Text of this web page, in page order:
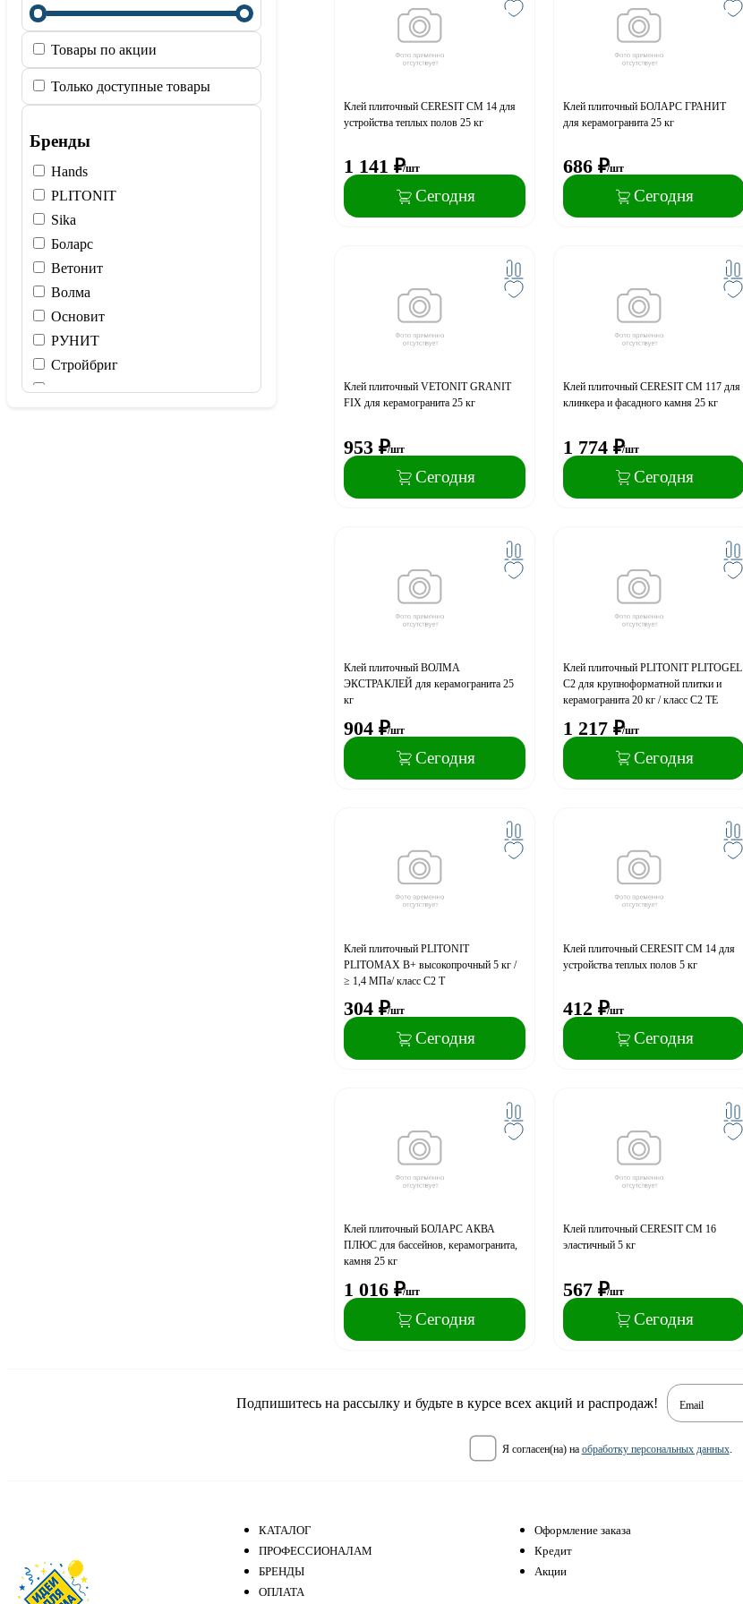
Товары по акции
Только доступные товары
Бренды
Hands
PLITONIT
Sika
Боларс
Ветонит
Волма
Основит
РУНИТ
Стройбриг
церезит
Клей плиточный CERESIT CM 14 для
устройства теплых полов 25 кг
1 141 ₽/шт
Сегодня
Клей плиточный БОЛАРС ГРАНИТ
для керамогранита 25 кг
686 ₽/шт
Сегодня
Клей плиточный VETONIT GRANIT
FIX для керамогранита 25 кг
953 ₽/шт
Сегодня
Клей плиточный CERESIT CM 117 для
клинкера и фасадного камня 25 кг
1 774 ₽/шт
Сегодня
Клей плиточный ВОЛМА
ЭКСТРАКЛЕЙ для керамогранита 25
кг
904 ₽/шт
Сегодня
Клей плиточный PLITONIT PLITOGEL
C2 для крупноформатной плитки и
керамогранита 20 кг / класс С2 TЕ
1 217 ₽/шт
Сегодня
Клей плиточный PLITONIT
PLITOMAX B+ высокопрочный 5 кг /
≥ 1,4 МПа/ класс С2 T
304 ₽/шт
Сегодня
Клей плиточный CERESIT CM 14 для
устройства теплых полов 5 кг
412 ₽/шт
Сегодня
Клей плиточный БОЛАРС АКВА
ПЛЮС для бассейнов, керамогранита,
камня 25 кг
1 016 ₽/шт
Сегодня
Клей плиточный CERESIT CM 16
эластичный 5 кг
567 ₽/шт
Сегодня
Подпишитесь на рассылку и будьте в курсе всех акций и распродаж! Email
я согласен(на) на обработку персональных данных.
КАТАЛОГ
ПРОФЕССИОНАЛАМ
БРЕНДЫ
ОПЛАТА
Оформление заказа
Кредит
Акции